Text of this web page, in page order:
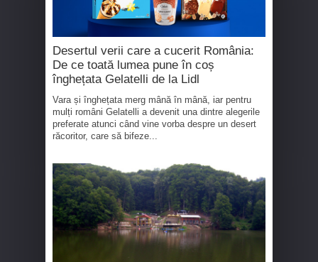
Desertul verii care a cucerit România:
De ce toată lumea pune în coș
înghețata Gelatelli de la Lidl
Vara și înghețata merg mână în mână, iar pentru
mulți români Gelatelli a devenit una dintre alegerile
preferate atunci când vine vorba despre un desert
răcoritor, care să bifeze...